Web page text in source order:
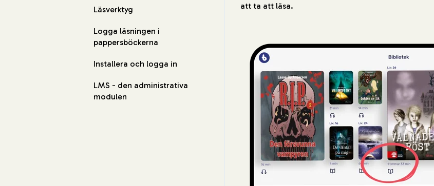
att ta att läsa.
Läsverktyg
Logga läsningen i
pappersböckerna
Installera och logga in
LMS - den administrativa
modulen